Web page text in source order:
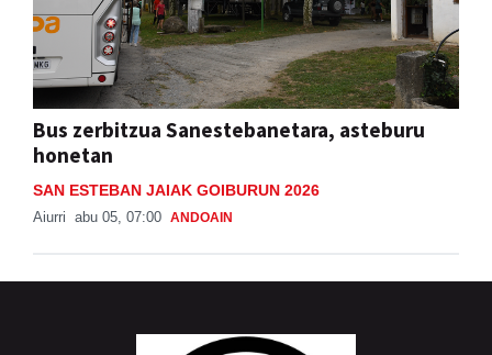
Bus zerbitzua Sanestebanetara, asteburu
honetan
SAN ESTEBAN JAIAK GOIBURUN 2026
Aiurri abu 05, 07:00 ANDOAIN